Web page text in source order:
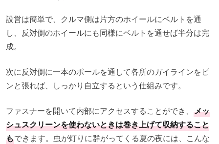
設営は簡単で、クルマ側は片方のホイールにベルトを通
し、反対側のホイールにも同様にベルトを通せば半分は完
成。
次に反対側に一本のポールを通して各所のガイラインをピ
ンと張れば、しっかり自立するという仕組みです。
ファスナーを開いて内部にアクセスすることができ、 メッ
シュスクリーンを使わないときは巻き上げて収納すること
もできます。虫が灯りに群がってくる夏の夜には、こんな